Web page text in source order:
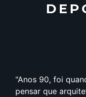
Anos 90, foi
pensar que